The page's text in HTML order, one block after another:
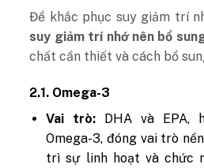
Để khắc phục suy giảm trí
suy giảm trí nhớ nên bổ
chất cần thiết và cách bổ
2.1. Omega-3
Vai trò: DHA và EPA,
Omega-3, đóng vai trò
trì sự linh hoạt và chức